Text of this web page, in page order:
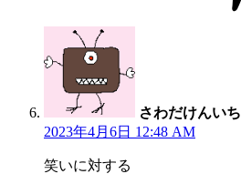
さわだけんいち
2023年4月6日 12:48 AM
笑いに対する